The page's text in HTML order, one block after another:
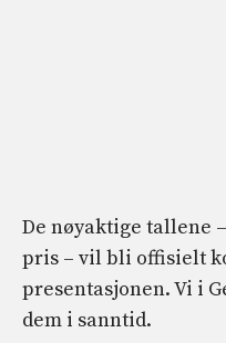
De nøyaktige tallene
pris – vil bli offisielt
presentasjonen. Vi i
dem i sanntid.